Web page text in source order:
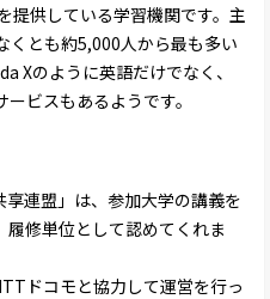
提供している学習機関です。主
くとも約5,000人から最も多い
Xのように英語だけでなく、
ビスもあるようです。
連盟」は、参加大学の講義を
修単位として認めてくれま
ドコモと協力して運営を行っ